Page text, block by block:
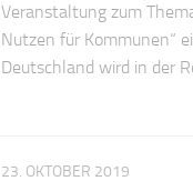
Veranstaltung zum
Nutzen für Kommunen“
Deutschland wird in der
23. OKTOBER 2019